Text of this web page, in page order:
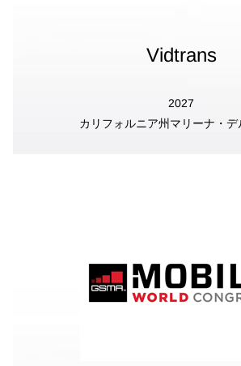
Vidtrans
2027
カリフォルニア州マリーナ・デ